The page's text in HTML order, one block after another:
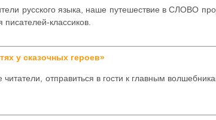
русского языка, наше путешествие в СЛОВО
писателей-классиков.
у сказочных героев»
отправиться в гости к главным